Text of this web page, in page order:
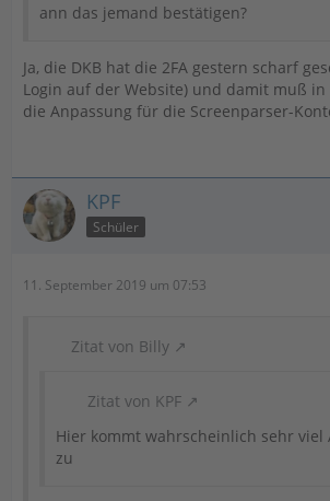
ann das jemand bestätigen?
Ja, die DKB hat die 2FA gestern scharf
Login auf der Website) und damit muß in
die Anpassung für die Screenparser-
KPF
Schüler
11. September 2019 um 07:53
Zitat von Billy
Zitat von KPF
Hier kommt wahrscheinlich sehr viel
zu